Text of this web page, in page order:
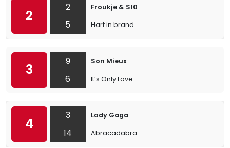
2
2
5
Froukje & S10
Hart in brand
3
9
6
Son Mieux
It’s Only Love
4
3
14
Lady Gaga
Abracadabra